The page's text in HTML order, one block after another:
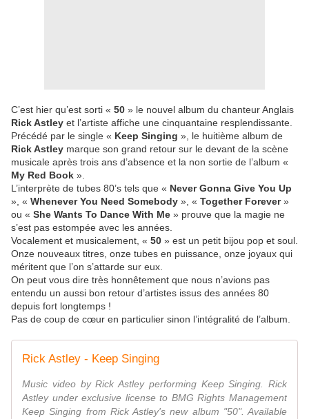
C’est hier qu’est sorti « 50 » le nouvel album du chanteur Anglais
Rick Astley et l’artiste affiche une cinquantaine resplendissante.
Précédé par le single « Keep Singing », le huitième album de
Rick Astley marque son grand retour sur le devant de la scène
musicale après trois ans d’absence et la non sortie de l’album «
My Red Book ».
L’interprète de tubes 80’s tels que « Never Gonna Give You Up
», « Whenever You Need Somebody », « Together Forever»
ou « She Wants To Dance With Me » prouve que la magie ne
s’est pas estompée avec les années.
Vocalement et musicalement, « 50 » est un petit bijou pop et soul.
Onze nouveaux titres, onze tubes en puissance, onze joyaux qui
méritent que l’on s’attarde sur eux.
On peut vous dire très honnêtement que nous n’avions pas
entendu un aussi bon retour d’artistes issus des années 80
depuis fort longtemps !
Pas de coup de cœur en particulier sinon l’intégralité de l’album.
Rick Astley - Keep Singing
Music video by Rick Astley performing Keep Singing. Rick
Astley under exclusive license to BMG Rights Management
Keep Singing from Rick Astley's new album "50". Available